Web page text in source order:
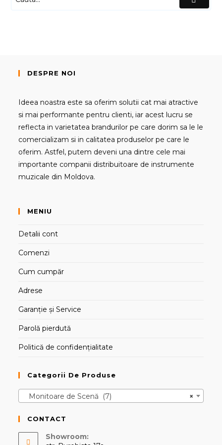
DESPRE NOI
Ideea noastra este sa oferim solutii cat mai atractive
si mai performante pentru clienti, iar acest lucru se
reflecta in varietatea brandurilor pe care dorim sa le le
comercializam si in calitatea produselor pe care le
oferim. Astfel, putem deveni una dintre cele mai
importante companii distribuitoare de instrumente
muzicale din Moldova.
MENIU
Detalii cont
Comenzi
Cum cumpăr
Adrese
Garanție și Service
Parolă pierdută
Politică de confidențialitate
Categorii De Produse
×
Monitoare de Scenă (7)
CONTACT
Showroom: